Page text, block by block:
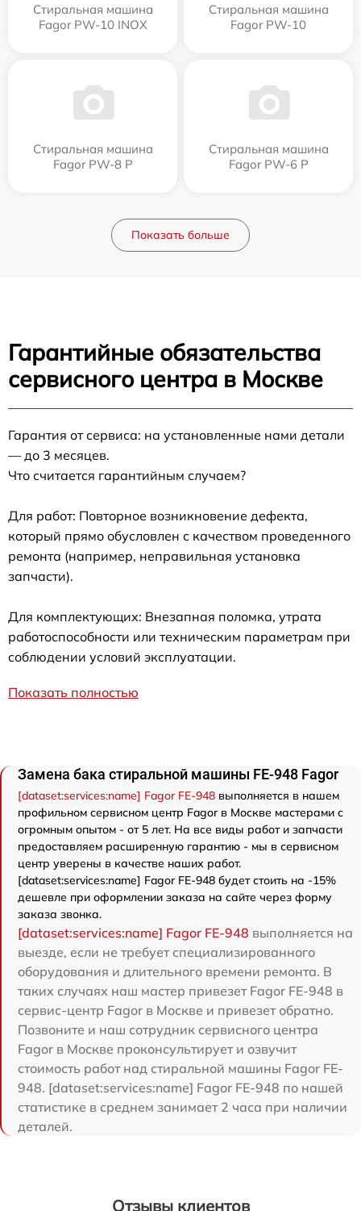
Стиральная машина
Fagor PW-10 INOX
Стиральная машина
Fagor PW-10
Стиральная машина
Fagor PW-8 P
Стиральная машина
Fagor PW-6 P
Показать больше
Гарантийные обязательства
сервисного центра в Москве
Гарантия от сервиса: на установленные нами детали
— до 3 месяцев.
Что считается гарантийным случаем?
Для работ: Повторное возникновение дефекта,
который прямо обусловлен с качеством проведенного
ремонта (например, неправильная установка
запчасти).
Для комплектующих: Внезапная поломка, утрата
работоспособности или техническим параметрам при
соблюдении условий эксплуатации.
Показать полностью
Замена бака стиральной машины FE-948 Fagor
[dataset:services:name] Fagor FE-948 выполняется в нашем
профильном сервисном центр Fagor в Москве мастерами с
огромным опытом - от 5 лет. На все виды работ и запчасти
предоставляем расширенную гарантию - мы в сервисном
центр уверены в качестве наших работ.
[dataset:services:name] Fagor FE-948 будет стоить на -15%
дешевле при оформлении заказа на сайте через форму
заказа звонка.
[dataset:services:name] Fagor FE-948 выполняется на
выезде, если не требует специализированного
оборудования и длительного времени ремонта. В
таких случаях наш мастер привезет Fagor FE-948 в
сервис-центр Fagor в Москве и привезет обратно.
Позвоните и наш сотрудник сервисного центра
Fagor в Москве проконсультирует и озвучит
стоимость работ над стиральной машины Fagor FE-
948. [dataset:services:name] Fagor FE-948 по нашей
статистике в среднем занимает 2 часа при наличии
деталей.
Отзывы клиентов